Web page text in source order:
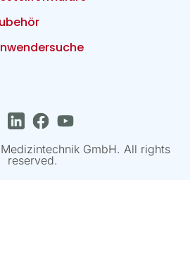
GmbH. All rights
reserved.